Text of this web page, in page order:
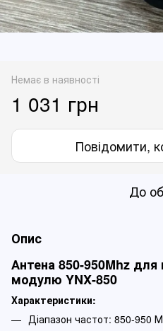
Немає в наявності
1 031 грн
Повідомити,
До
Опис
Антена 850-950Mhz для
модулю YNX-850
Характеристики:
Діапазон частот: 850-950